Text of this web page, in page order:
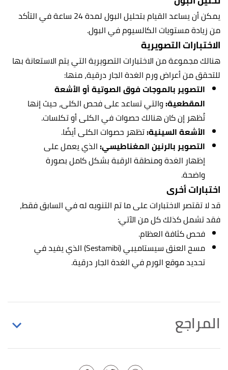
يمكن أن يساعد القيام بتحليل البول لمدة 24 ساعة في التأكد
من زيادة مستويات الكالسيوم في البول.
الاختبارات التصويرية
هنالك مجموعة من الاختبارات التصويرية التي يتم الاستعانة بها
للتحقق من أعراض ورم الغدة الجار درقية، منها:
التصوير بالموجات فوق الصوتية أو الأشعة
المقطعية:والتي تساعد على فحص الكلى، حيث إنها
تُظهر إن كان هنالك حصوات في الكلى أو تكلسات.
الأشعة السينية:تظهر حصوات الكلى أيضًا.
التصوير بالرنين المغناطيسي:الذي يعمل على
إظهار الغدة ومنطقة الرقبة بشكل كامل بصورة
واضحة.
اختبارات أخرى
قد لا تقتصر الاختبارات على ما تم التنويه له في السابق فقط،
فقد تشمل كذلك كل من الآتي:
فحص كثافة العظام.
مسح العنق سيستاميبي (Sestamibi) الذي يفيد في
تحديد موقع الورم في الغدة الجار درقية.
المراجع